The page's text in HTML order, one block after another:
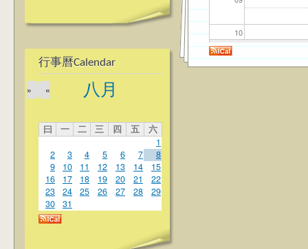
行事曆Calendar
八月
«
»
曰 一 二 三 四 五
六
1
2
3 4 5 6 7
8
9
10 11 12 13 14
15
16
17 18 19 20 21
22
23
24 25 26 27 28
29
30
31
10
11